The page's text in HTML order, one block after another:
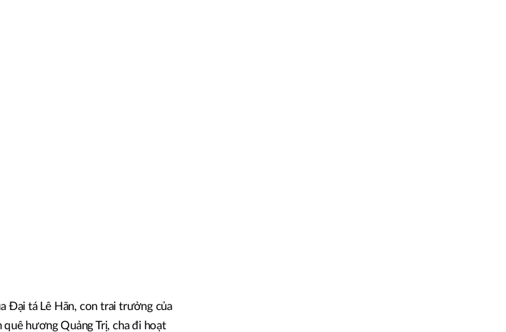
Đại tá Lê Hãn, con trai trưởng của
hương Quảng Trị, cha đi hoạt